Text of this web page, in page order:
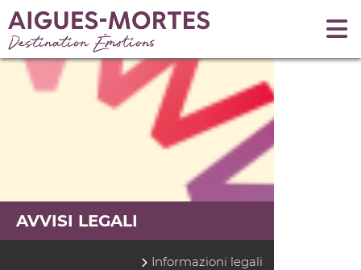
AVVISI LEGALI
Informazioni legali